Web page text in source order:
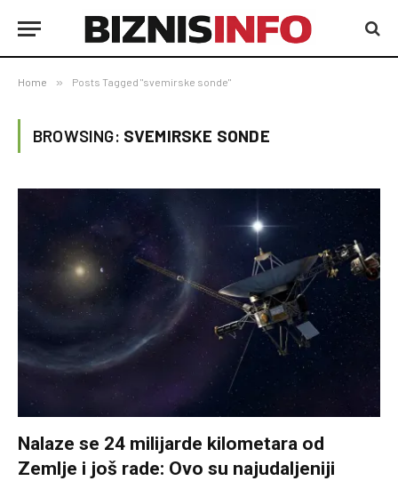
Home » Posts Tagged "svemirske sonde"
BROWSING: SVEMIRSKE SONDE
Nalaze se 24 milijarde kilometara od
Zemlje i još rade: Ovo su najudaljeniji